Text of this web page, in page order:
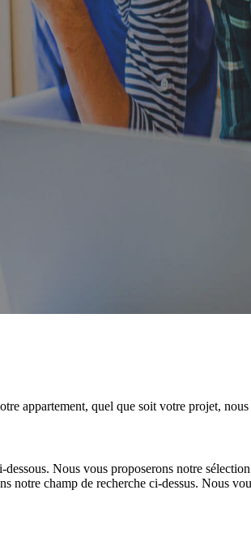
appartement, quel que soit votre projet,
Nous vous proposerons notre
champ de recherche ci-dessus. Nous